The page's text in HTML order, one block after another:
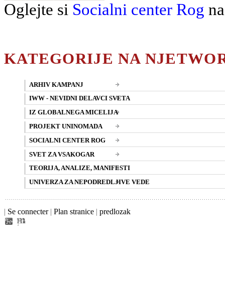
Oglejte si Socialni center Rog
KATEGORIJE NA
ARHIV KAMPANJ
IWW - NEVIDNI DELAVCI SVETA
IZ GLOBALNEGA MICELIJA
PROJEKT UNINOMADA
SOCIALNI CENTER ROG
SVET ZA VSAKOGAR
TEORIJA, ANALIZE, MANIFESTI
UNIVERZA ZA NEPODREDLJIVE VEDE
| Se connecter| Plan stranice | predlozak